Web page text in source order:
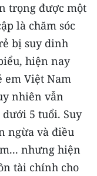
trọng được một
là chăm sóc
bị suy dinh
hiện nay
Việt Nam
nhiên vẫn
5 tuổi. Suy
ngừa và điều
nhưng hiện
tài chính cho